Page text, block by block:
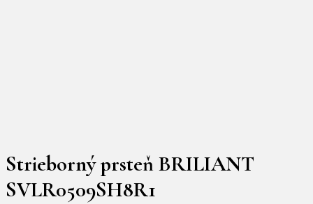
Strieborný prsteň BRILIANT
SVLR0509SH8R1